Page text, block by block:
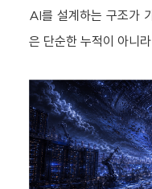
AI를 설계하는 구조가
은 단순한 누적이 아니